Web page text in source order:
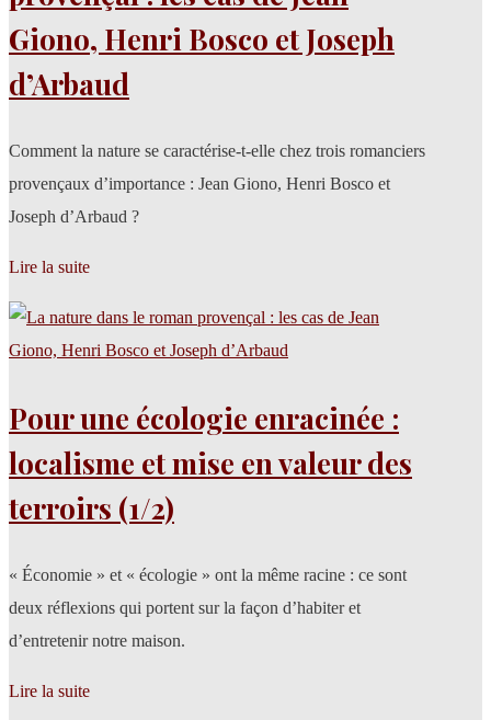
Giono, Henri Bosco et Joseph
d’Arbaud
Comment la nature se caractérise-t-elle chez trois romanciers
provençaux d’importance : Jean Giono, Henri Bosco et
Joseph d’Arbaud ?
Lire la suite
Pour une écologie enracinée :
localisme et mise en valeur des
terroirs (1/2)
« Économie » et « écologie » ont la même racine : ce sont
deux réflexions qui portent sur la façon d’habiter et
d’entretenir notre maison.
Lire la suite